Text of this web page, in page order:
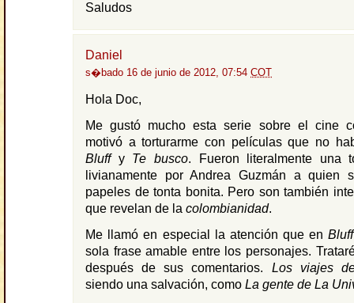
Saludos
Daniel
s�bado 16 de junio de 2012, 07:54 COT
Hola Doc,
Me gustó mucho esta serie sobre el cine
motivó a torturarme con películas que no
Bluffy Te busco. Fueron literalmente una
livianamente por Andrea Guzmán a quien
papeles de tonta bonita. Pero son también
que revelan de la colombianidad.
Me llamó en especial la atención que enBluff
sola frase amable entre los personajes.
después de sus comentarios. Los viajes
siendo una salvación, como La gente de La